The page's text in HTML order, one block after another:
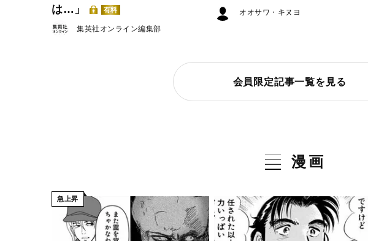
は…」
有料
集英社オンライン編集部
オオサワ・キヌヨ
会員限定記事一覧を見る
漫画
急上昇